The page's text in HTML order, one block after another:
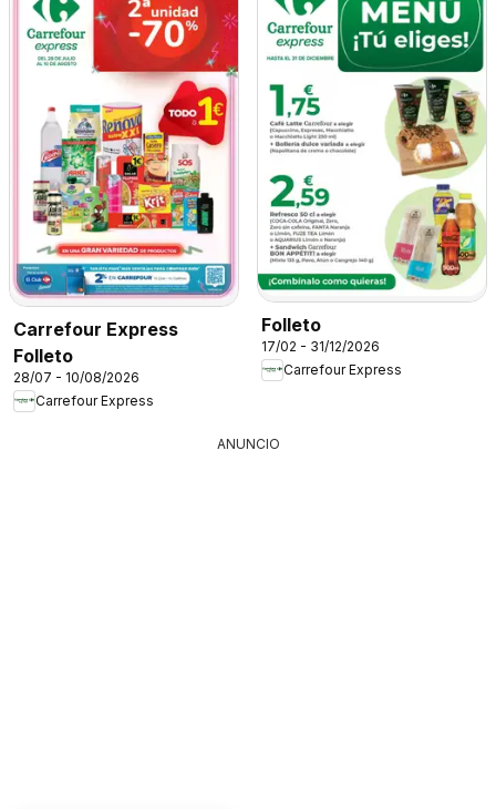
Carrefour Express
Folleto
28/07 - 10/08/2026
Carrefour Express
Folleto
17/02 - 31/12/2026
Carrefour Express
ANUNCIO